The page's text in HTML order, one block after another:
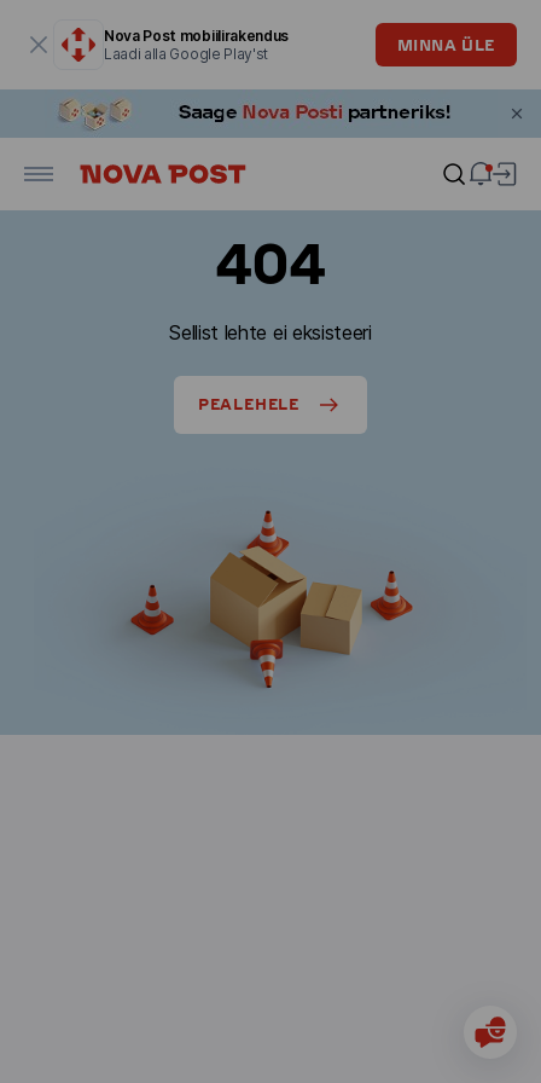
Nova Post mobiilirakendus
Laadi alla Google Play'st
MINNA ÜLE
404
Sellist lehte ei eksisteeri
PEALEHELE